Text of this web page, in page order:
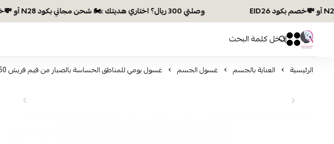
وصلتي 300 ريال؟ اختاري هديتك :🏍 شحن مجاني بكود N28 أو 💸خصم بكود EID26
افكار ومخازن العناية
0 0
الرئيسية العناية بالجسم غسول الجسم غسول يومي للمناطق الحساسة بالصبار من فيم فريش 250مل